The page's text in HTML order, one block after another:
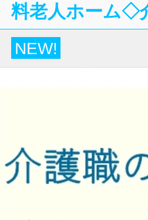
料老人ホーム◇
NEW!